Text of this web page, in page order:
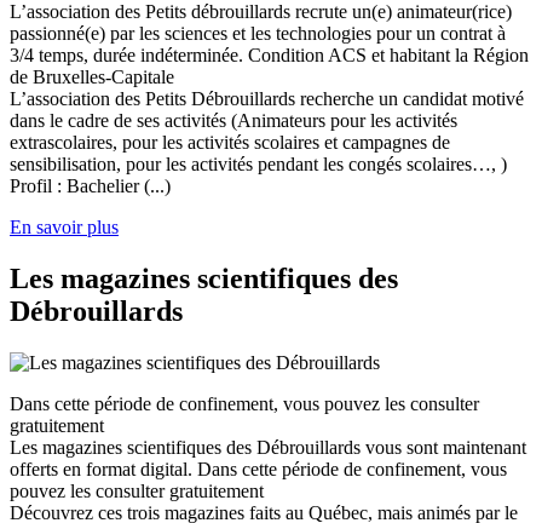
L’association des Petits débrouillards recrute un(e) animateur(rice)
passionné(e) par les sciences et les technologies pour un contrat à
3/4 temps, durée indéterminée. Condition ACS et habitant la Région
de Bruxelles-Capitale
L’association des Petits Débrouillards recherche un candidat motivé
dans le cadre de ses activités (Animateurs pour les activités
extrascolaires, pour les activités scolaires et campagnes de
sensibilisation, pour les activités pendant les congés scolaires…, )
Profil : Bachelier (...)
En savoir plus
Les magazines scientifiques des
Débrouillards
Dans cette période de confinement, vous pouvez les consulter
gratuitement
Les magazines scientifiques des Débrouillards vous sont maintenant
offerts en format digital. Dans cette période de confinement, vous
pouvez les consulter gratuitement
Découvrez ces trois magazines faits au Québec, mais animés par le